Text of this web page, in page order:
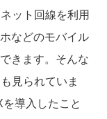
ット回線を利用
などのモバイル
きます。そんな
見られていま
導入したこと